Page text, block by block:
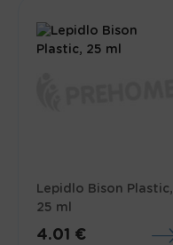
Lepidlo Bison Plastic,
25 ml
4.01 €